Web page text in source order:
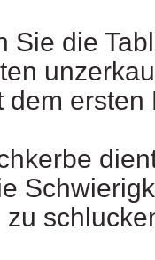
Sie die
dem
zu